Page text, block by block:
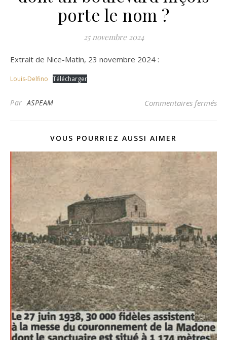
porte le nom ?
25 novembre 2024
Extrait de Nice-Matin, 23 novembre 2024 :
Louis-Delfino Télécharger
ParASPEAM Commentaires fermés
VOUS POURRIEZ AUSSI AIMER